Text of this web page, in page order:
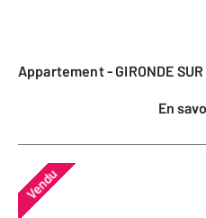
Appartement - GIRONDE
En
Vendu